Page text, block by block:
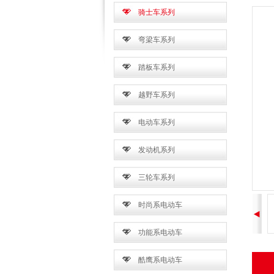
骑士车系列
弯梁车系列
踏板车系列
越野车系列
电动车系列
发动机系列
三轮车系列
时尚系电动车
功能系电动车
酷鹰系电动车